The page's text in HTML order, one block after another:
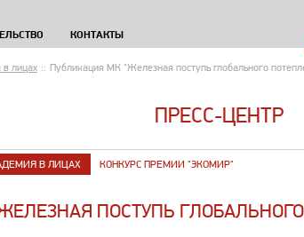
КОНТАКТЫ
лицах :: Публикация МК "Железная поступь глобального
ПРЕСС-ЦЕНТР
В ЛИЦАХ КОНКУРС ПРЕМИИ "ЭКОМИР"
ПОСТУПЬ